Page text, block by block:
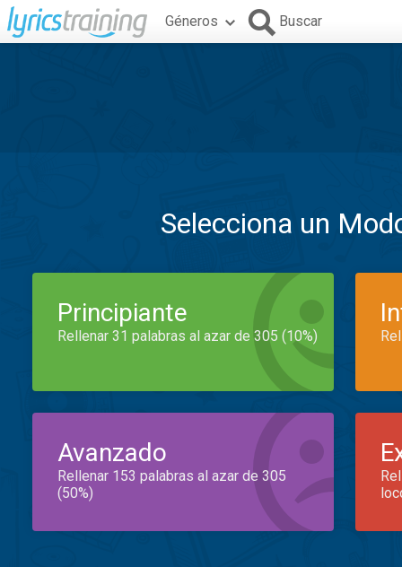
Géneros Buscar
Selecciona un
Principiante
Rellenar 31 palabras al azar de 305 (10%)
Avanzado
Rellenar 153 palabras al azar de 305
(50%)